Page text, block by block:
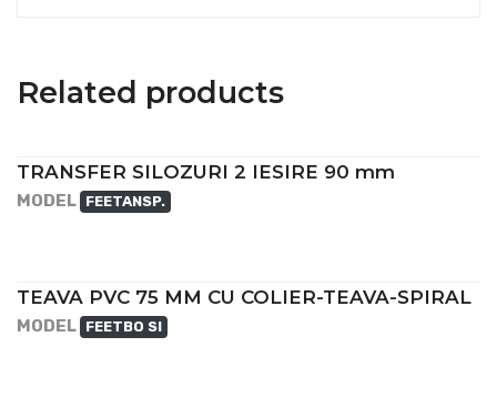
Related products
TRANSFER SILOZURI 2 IESIRE 90 mm
MODEL FEETANSP.
TEAVA PVC 75 MM CU COLIER-TEAVA-SPIRAL
MODEL FEETBO SI